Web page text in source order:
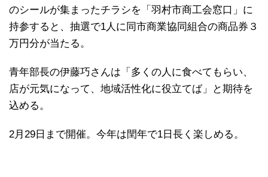
のシールが集まったチラシを「羽村市商工会窓口」に
持参すると、抽選で1人に同市商業協同組合の商品券３
万円分が当たる。
青年部長の伊藤巧さんは「多くの人に食べてもらい、
店が元気になって、地域活性化に役立てば」と期待を
込める。
2月29日まで開催。今年は閏年で1日長く楽しめる。